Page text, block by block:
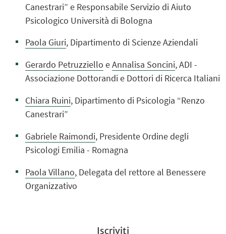
Canestrari” e Responsabile Servizio di Aiuto
Psicologico Università di Bologna
Paola Giuri, Dipartimento di Scienze Aziendali
Gerardo Petruzziello eAnnalisa Soncini, ADI -
Associazione Dottorandi e Dottori di Ricerca Italiani
Chiara Ruini, Dipartimento di Psicologia “Renzo
Canestrari”
Gabriele Raimondi, Presidente Ordine degli
Psicologi Emilia - Romagna
Paola Villano, Delegata del rettore al Benessere
Organizzativo
Iscriviti